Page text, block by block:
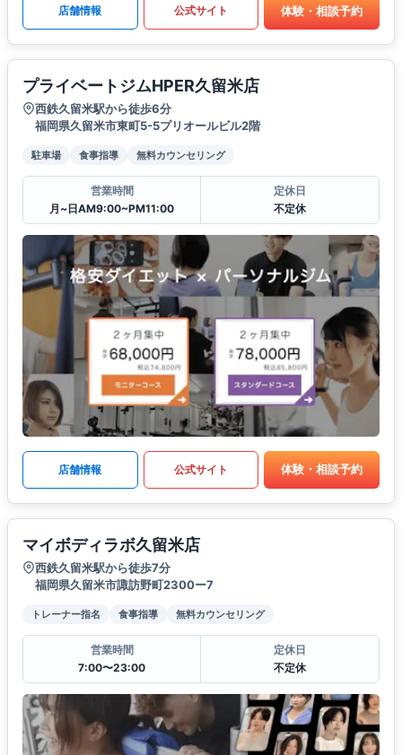
店舗情報 公式サイト 体験・相談予約
プライベートジムHPER久留米店
西鉄久留米駅から徒歩6分
福岡県久留米市東町5-5プリオールビル2階
駐車場 食事指導 無料カウンセリング
営業時間
月~日AM9:00~PM11:00
定休日
不定休
店舗情報 公式サイト 体験・相談予約
マイボディラボ久留米店
西鉄久留米駅から徒歩7分
福岡県久留米市諏訪野町2300ー7
トレーナー指名 食事指導 無料カウンセリング
営業時間
7:00〜23:00
定休日
不定休